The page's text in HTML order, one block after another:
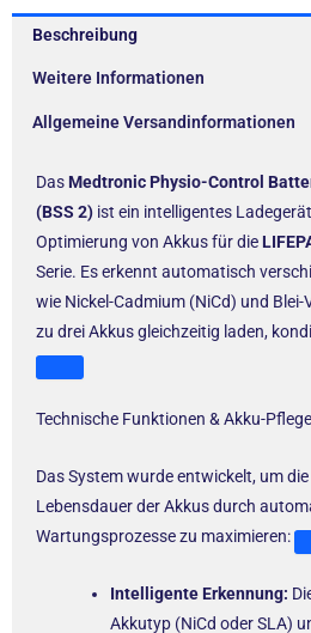
Beschreibung
Weitere Informationen
Allgemeine Versandinformationen
DasMedtronic Physio-Control
(BSS 2) ist ein intelligentes
Optimierung von Akkus für die
Serie. Es erkennt automatisch
wie Nickel-Cadmium (NiCd) und
zu drei Akkus gleichzeitig laden,
Technische Funktionen & Akku-Pflege
Das System wurde entwickelt, um
Lebensdauer der Akkus durch
Wartungsprozesse zu maximieren:
Intelligente Erkennung:
Akkutyp (NiCd oder SLA)